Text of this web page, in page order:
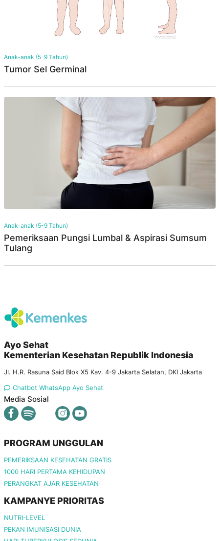
Anak-anak (5-9 Tahun)
Tumor Sel Germinal
Anak-anak (5-9 Tahun)
Pemeriksaan Pungsi Lumbal & Aspirasi Sumsum
Tulang
Ayo Sehat
Kementerian Kesehatan Republik Indonesia
Jl. H.R. Rasuna Said Blok X5 Kav. 4-9 Jakarta Selatan, DKI Jakarta
Chatbot WhatsApp Ayo Sehat
Media Sosial
PROGRAM UNGGULAN
PEMERIKSAAN KESEHATAN GRATIS
1000 HARI PERTAMA KEHIDUPAN
PERANGKAT AJAR KESEHATAN
KAMPANYE PRIORITAS
NUTRI-LEVEL
PEKAN IMUNISASI DUNIA